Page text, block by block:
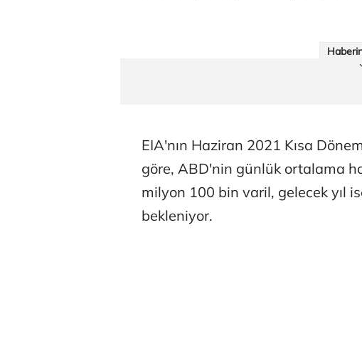
EIA'nın Haziran 2021 Kısa
göre, ABD'nin günlük ortalama
milyon 100 bin varil, gelecek yıl
bekleniyor.